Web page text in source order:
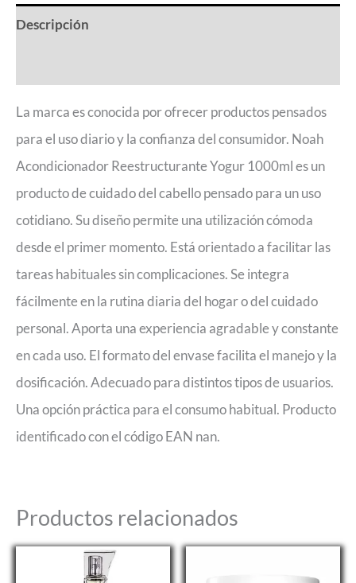
Descripción
La marca es conocida por ofrecer productos pensados
para el uso diario y la confianza del consumidor. Noah
Acondicionador Reestructurante Yogur 1000ml es un
producto de cuidado del cabello pensado para un uso
cotidiano. Su diseño permite una utilización cómoda
desde el primer momento. Está orientado a facilitar las
tareas habituales sin complicaciones. Se integra
fácilmente en la rutina diaria del hogar o del cuidado
personal. Aporta una experiencia agradable y constante
en cada uso. El formato del envase facilita el manejo y la
dosificación. Adecuado para distintos tipos de usuarios.
Una opción práctica para el consumo habitual. Producto
identificado con el código EAN nan.
Productos relacionados